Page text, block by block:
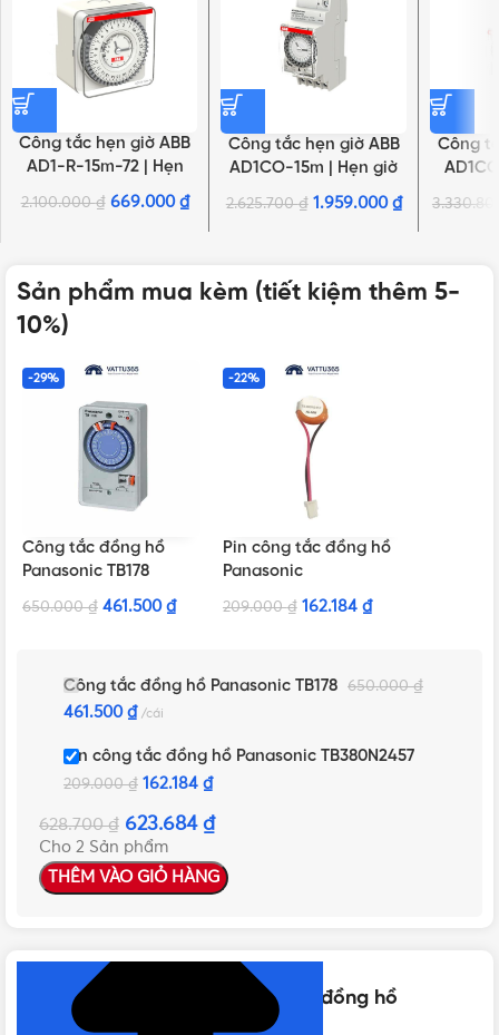
Công tắc hẹn giờ ABB
AD1-R-15m-72 | Hẹn
24H, 1 kênh CO, pin 100
giờ, gắn mặt tủ, analog
2.100.000₫ 669.000 ₫
Công tắc hẹn giờ ABB
AD1CO-15m | Hẹn giờ
24H, 1 kênh CO, gắn
thanh DIN, loại analog
2.625.700₫ 1.959.000 ₫
Công
Sản phẩm mua kèm (tiết kiệm thêm 5-
10%)
-29%
Công tắc đồng hồ
Panasonic TB178
650.000₫ 461.500 ₫
-22%
Pin công tắc đồng hồ
Panasonic
TB380N2457
209.000₫ 162.184 ₫
Công tắc đồng hồ Panasonic TB178 650.000₫
461.500 ₫ cái
Pin công tắc đồng hồ Panasonic TB380N2457
209.000₫ 162.184 ₫
628.700₫ 623.684 ₫
Cho 2 Sản phẩm
THÊM VÀO GIỎ HÀNG
Thông số kỹ thuật của Công tắc đồng hồ
Panasonic TB178
NHẤN ĐỂ XEM TIẾP (THU GỌN)